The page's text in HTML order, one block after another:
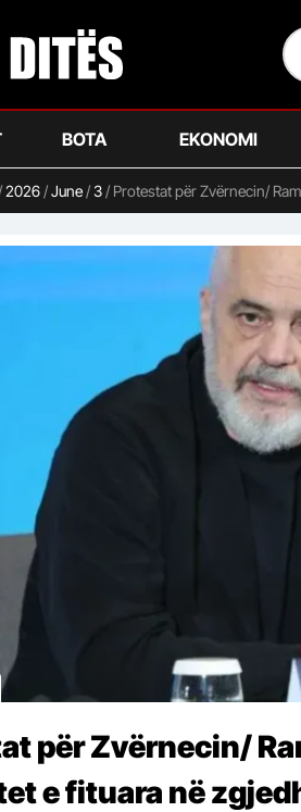
BOTA EKONOMI
2026/June/3/ Protestat për Zvërnecin/
për Zvërnecin/
e fituara në